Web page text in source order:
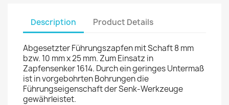
Description Product Details
Abgesetzter Führungszapfen mit Schaft 8 mm
bzw. 10 mm x 25 mm. Zum Einsatz in
Zapfensenker 1614. Durch ein geringes Untermaß
ist in vorgebohrten Bohrungen die
Führungseigenschaft der Senk-Werkzeuge
gewährleistet.